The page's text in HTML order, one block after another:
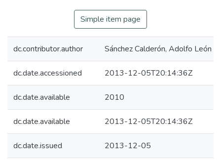
Simple item page
dc.contributor.author Sánchez Calderón, Adolfo León
dc.date.accessioned 2013-12-05T20:14:36Z
dc.date.available 2010
dc.date.available 2013-12-05T20:14:36Z
dc.date.issued 2013-12-05